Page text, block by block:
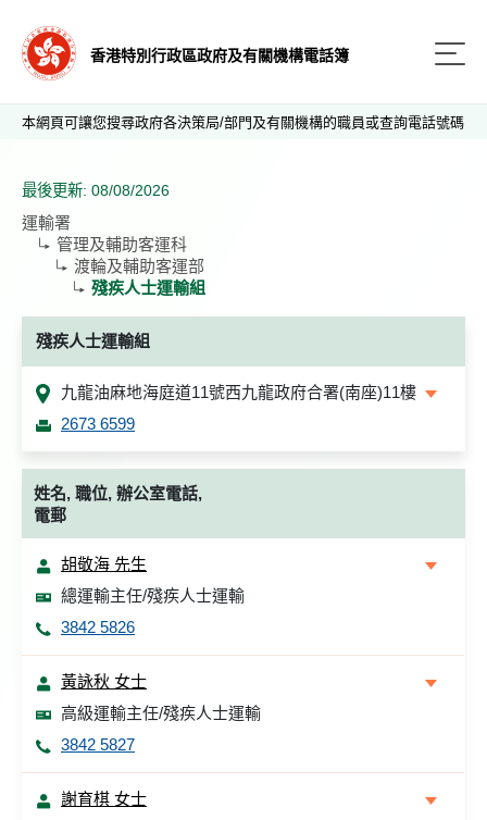
香港特別行政區政府及有關機構電話簿
本網頁可讓您搜尋政府各決策局/部門及有關機構的職員或查詢電話號碼
最後更新: 08/08/2026
運輸署
管理及輔助客運科
渡輪及輔助客運部
殘疾人士運輸組
殘疾人士運輸組
九龍油麻地海庭道11號西九龍政府合署(南座)11樓
2673 6599
姓名, 職位, 辦公室電話,
電郵
胡敬海 先生
總運輸主任/殘疾人士運輸
3842 5826
黃詠秋 女士
高級運輸主任/殘疾人士運輸
3842 5827
謝育棋 女士